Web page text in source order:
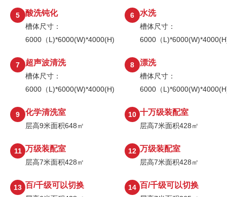
5 酸洗钝化
槽体尺寸：
6000（L)*6000(W)*4000(H)
6 水洗
槽体尺寸：
6000（
7 超声波清洗
槽体尺寸：
6000（L)*6000(W)*4000(H)
8 漂洗
槽体尺寸：
6000（
9 化学清洗室
层高9米面积648㎡
10 十万级装配室
层高7米面积428㎡
11 万级装配室
层高7米面积428㎡
12 万级装配室
层高7米面积428㎡
13 百/千级可以切换 14 百/千级可以切换